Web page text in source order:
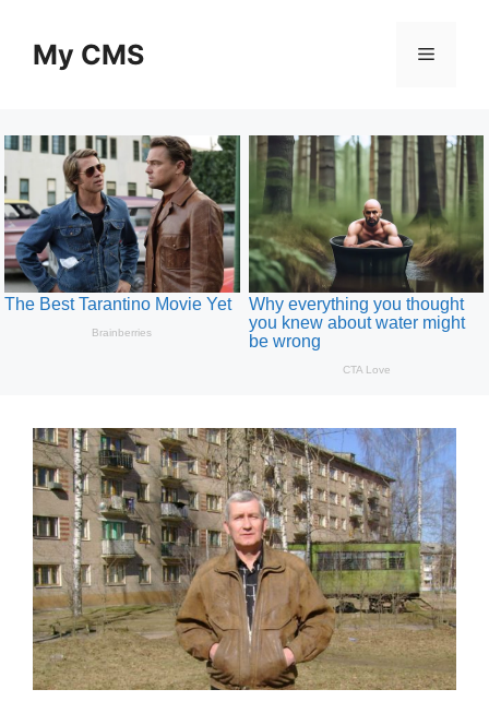
contentMy CMS Menu